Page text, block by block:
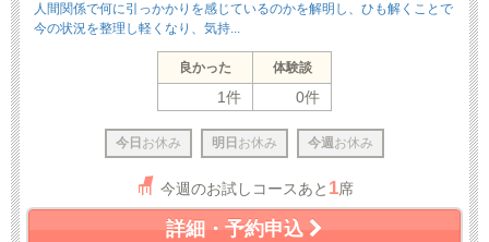
人間関係で何に引っかかりを感じているのかを解明し、ひも解くことで
今の状況を整理し軽くなり、気持...
良かった 体験談
1件 0件
今日 お休み 明日 お休み 今週 お休み
今週のお試しコースあと 1席
詳細・予約申込